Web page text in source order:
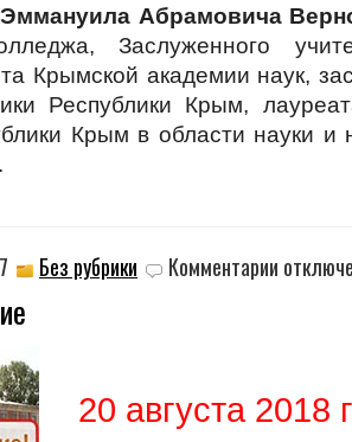
Абрамовича
Заслуженного
Крымской академии наук,
Республики Крым,
Крым в области науки и
Без рубрики Комментарии записи
20 августа 2018